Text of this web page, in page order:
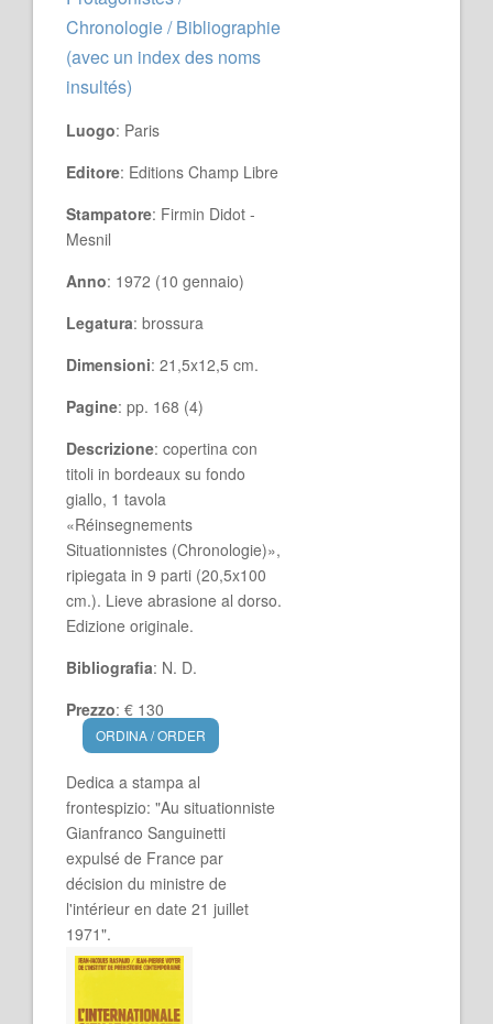
Chronologie / Bibliographie
(avec un index des noms
insultés)
Luogo: Paris
Editore: Editions Champ Libre
Stampatore: Firmin Didot -
Mesnil
Anno: 1972 (10 gennaio)
Legatura: brossura
Dimensioni: 21,5x12,5 cm.
Pagine: pp. 168 (4)
Descrizione: copertina con
titoli in bordeaux su fondo
giallo, 1 tavola
«Réinsegnements
Situationnistes (Chronologie)»,
ripiegata in 9 parti (20,5x100
cm.). Lieve abrasione al dorso.
Edizione originale.
Bibliografia: N. D.
Prezzo: € 130
ORDINA / ORDER
Dedica a stampa al
frontespizio: "Au situationniste
Gianfranco Sanguinetti
expulsé de France par
décision du ministre de
l'intérieur en date 21 juillet
1971".